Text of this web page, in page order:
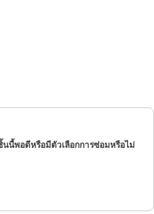
นนี้พอดีหรือมีตัวเลือกการซ่อมหรือไม่